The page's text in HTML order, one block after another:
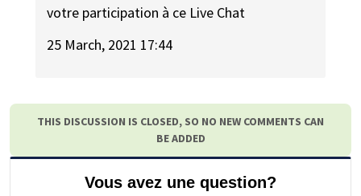
votre participation à ce Live Chat
25 March, 2021 17:44
THIS DISCUSSION IS CLOSED, SO NO NEW COMMENTS CAN
BE ADDED
Vous avez une question?